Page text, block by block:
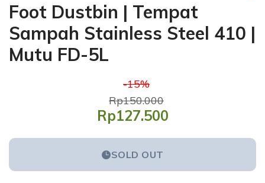
Foot Dustbin | Tempat
Sampah Stainless Steel 410 |
Mutu FD-5L
-15%
Rp150.000
Rp127.500
SOLD OUT